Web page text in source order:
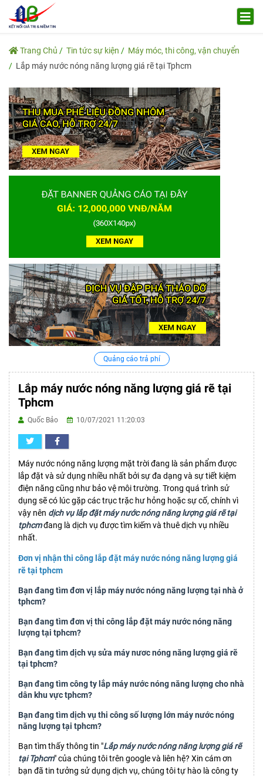
Trang Chủ Tin tức sự kiện
Máy móc, thi công, vận chuyển
Lắp máy nước nóng năng lượng giá rẽ tại Tphcm
Quảng cáo trả phí
Lắp máy nước nóng năng lượng giá rẽ tại
Tphcm
Quốc Bảo 10/07/2021 11:20:03
Máy nước nóng năng lượng mặt trời đang là sản phẩm được
lắp đặt và sử dụng nhiều nhất bởi sự đa dạng và sự tiết kiệm
điện năng cũng như bảo vệ môi trường. Trong quá trình sử
dụng sẽ có lúc gặp các trục trặc hư hỏng hoặc sự cố, chính vì
vậy nên dịch vụ lắp đặt máy nước nóng năng lượng giá rẽ tại
tphcmđang là dịch vụ được tìm kiếm và thuê dịch vụ nhiều
nhất.
Đơn vị nhận thi công lắp đặt máy nước nóng năng lượng giá
rẽ tại tphcm
Bạn đang tìm đơn vị lắp máy nước nóng năng lượng tại nhà ở
tphcm?
Bạn đang tìm đơn vị thi công lắp đặt máy nước nóng năng
lượng tại tphcm?
Bạn đang tìm dịch vụ sửa máy nươc nóng năng lượng giá rẽ
tại tphcm?
Bạn đang tìm công ty lắp máy nước nóng năng lượng cho nhà
dân khu vực tphcm?
Bạn đang tìm dịch vụ thi công số lượng lớn máy nước nóng
năng lượng tại tphcm?
Bạn tìm thấy thông tin "Lắp máy nước nóng năng lượng giá rẽ
tại Tphcm" của chúng tôi trên google và liên hệ? Xin cám ơn
bạn đã tin tưởng sử dụng dịch vụ, chúng tôi tự hào là công ty